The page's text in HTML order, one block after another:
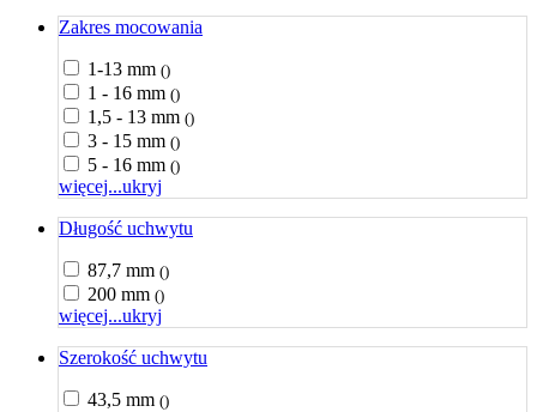
Zakres mocowania
1-13 mm ()
1 - 16 mm ()
1,5 - 13 mm ()
3 - 15 mm ()
5 - 16 mm ()
więcej...ukryj
Długość uchwytu
87,7 mm ()
200 mm ()
więcej...ukryj
Szerokość uchwytu
43,5 mm ()